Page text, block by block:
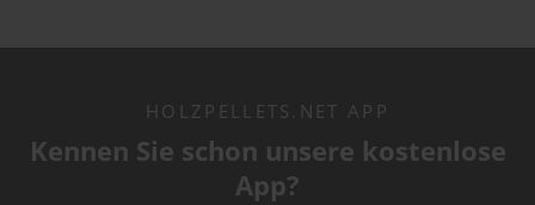
HOLZPELLETS.NET APP
Kennen Sie schon unsere kostenlose
App?